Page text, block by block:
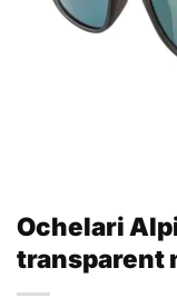
Ochelari
transparent